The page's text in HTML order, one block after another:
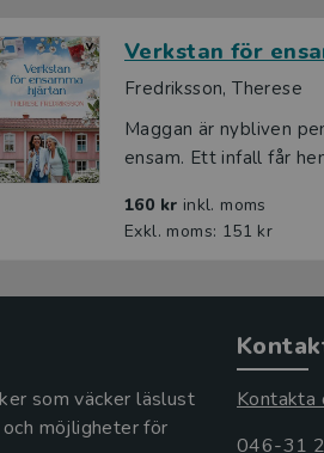
Verkstan för
Fredriksson, Therese
Maggan är nybliven
ensam. Ett infall får
160 kr inkl. moms
Exkl. moms: 151 kr
som väcker läslust
möjligheter för
Kontakta
046-31